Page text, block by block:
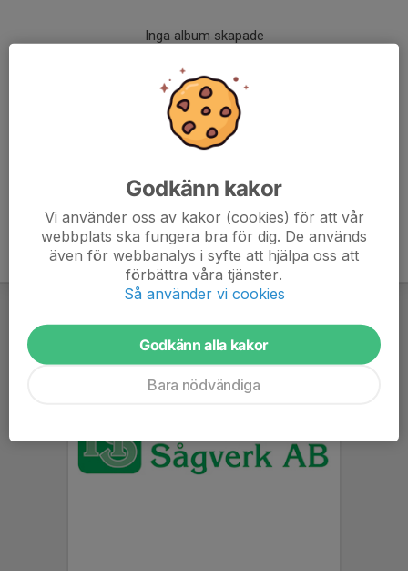
Inga album skapade
Godkänn kakor
Vi använder oss av kakor (cookies) för att vår
webbplats ska fungera bra för dig. De används
även för webbanalys i syfte att hjälpa oss att
förbättra våra tjänster.
Så använder vi cookies
Godkänn alla kakor
Bara nödvändiga